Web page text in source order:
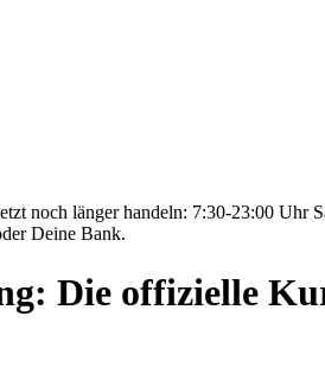
noch länger handeln: 7:30-23:00 Uhr
Deine Bank.
Die offizielle